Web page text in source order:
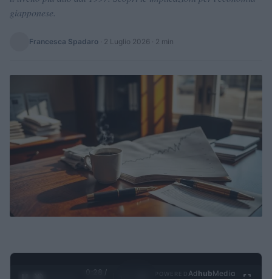
giapponese.
Francesca Spadaro · 2 Luglio 2026 · 2 min
0:29 /
Ad hubMedia